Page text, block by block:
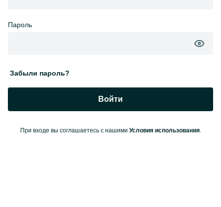
Пароль
Забыли пароль?
Войти
При входе вы соглашаетесь с нашими Условия использования.